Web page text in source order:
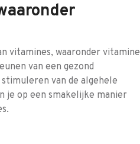
vitamines, waaronder vitamine
van een gezond
van de algehele
je op een smakelijke manier